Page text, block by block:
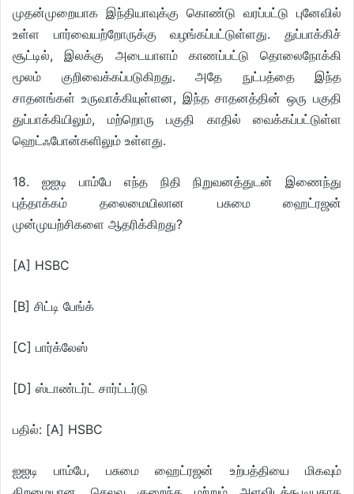
முதன்முறையாக இந்தியாவுக்கு கொண்டு வரப்பட்டு புனேவில்
உள்ள பார்வையற்றோருக்கு வழங்கப்பட்டுள்ளது. துப்பாக்கிச்
சூட்டில், இலக்கு அடையாளம் காணப்பட்டு தொலைநோக்கி
மூலம் குறிவைக்கப்படுகிறது. அதே நுட்பத்தை இந்த
சாதனங்கள் உருவாக்கியுள்ளன, இந்த சாதனத்தின் ஒரு பகுதி
துப்பாக்கியிலும், மற்றொரு பகுதி காதில் வைக்கப்பட்டுள்ள
ஹெட்ஃபோன்களிலும் உள்ளது.
18. ஐஐடி பாம்பே எந்த நிதி நிறுவனத்துடன் இணைந்து
புத்தாக்கம் தலைமையிலான பசுமை ஹைட்ரஜன்
முன்முயற்சிகளை ஆதரிக்கிறது?
[A] HSBC
[B] சிட்டி பேங்க்
[C] பார்க்லேஸ்
[D] ஸ்டாண்டர்ட் சார்ட்டர்டு
பதில்: [A] HSBC
ஐஐடி பாம்பே, பசுமை ஹைட்ரஜன் உற்பத்தியை மிகவும்